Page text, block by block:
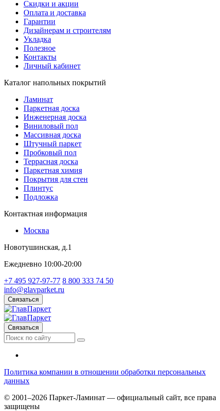
Скидки и акции
Оплата и доставка
Гарантии
Дизайнерам и строителям
Укладка
Полезное
Контакты
Личный кабинет
Каталог напольных покрытий
Ламинат
Паркетная доска
Инженерная доска
Виниловый пол
Массивная доска
Штучный паркет
Пробковый пол
Террасная доска
Паркетная химия
Покрытия для стен
Плинтус
Подложка
Контактная информация
Москва
Новотушинская, д.1
Ежедневно 10:00-20:00
+7 495 927-97-77 8 800 333 74 50
info@glavparket.ru
Связаться
Связаться
Политика компании в отношении обработки персональных
данных
© 2001–2026 Паркет-Ламинат — официальный сайт, все права
защищены